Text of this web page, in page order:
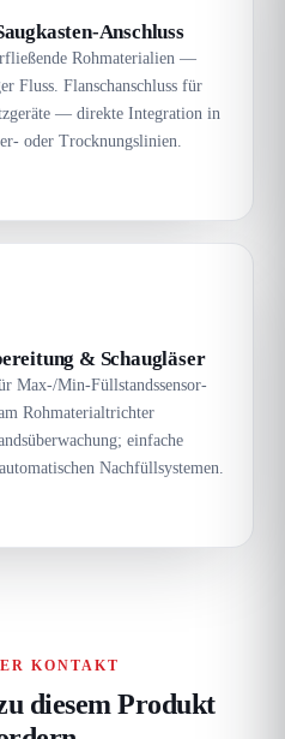
Anschluss
Rohmaterialien —
Fluss. Flanschanschluss für
— direkte Integration in
oder Trocknungslinien.
& Schaugläser
Max-/Min-Füllstandssensor-
Rohmaterialtrichter
einfache
Nachfüllsystemen.
KONTAKT
diesem Produkt